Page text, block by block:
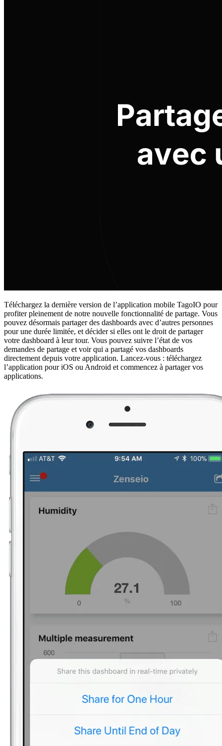
Téléchargez la dernière version de l’application mobile TagoIO pour
profiter pleinement de notre nouvelle fonctionnalité de partage. Vous
pouvez désormais partager des dashboards avec d’autres personnes
pour une durée limitée, et décider si elles ont le droit de partager
votre dashboard à leur tour. Vous pouvez suivre l’état de vos
demandes de partage et voir qui a partagé vos dashboards
directement depuis votre application. Lancez-vous : téléchargez
l’application pour iOS ou Android et commencez à partager vos
applications.